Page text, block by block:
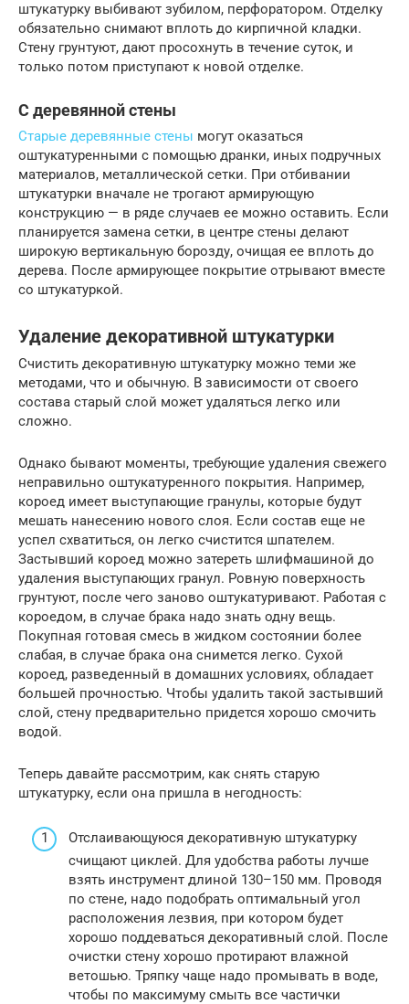
штукатурку выбивают зубилом, перфоратором. Отделку
обязательно снимают вплоть до кирпичной кладки.
Стену грунтуют, дают просохнуть в течение суток, и
только потом приступают к новой отделке.
С деревянной стены
Старые деревянные стены могут оказаться
оштукатуренными с помощью дранки, иных подручных
материалов, металлической сетки. При отбивании
штукатурки вначале не трогают армирующую
конструкцию — в ряде случаев ее можно оставить. Если
планируется замена сетки, в центре стены делают
широкую вертикальную борозду, очищая ее вплоть до
дерева. После армирующее покрытие отрывают вместе
со штукатуркой.
Удаление декоративной штукатурки
Счистить декоративную штукатурку можно теми же
методами, что и обычную. В зависимости от своего
состава старый слой может удаляться легко или
сложно.
Однако бывают моменты, требующие удаления свежего
неправильно оштукатуренного покрытия. Например,
короед имеет выступающие гранулы, которые будут
мешать нанесению нового слоя. Если состав еще не
успел схватиться, он легко счистится шпателем.
Застывший короед можно затереть шлифмашиной до
удаления выступающих гранул. Ровную поверхность
грунтуют, после чего заново оштукатуривают. Работая с
короедом, в случае брака надо знать одну вещь.
Покупная готовая смесь в жидком состоянии более
слабая, в случае брака она снимется легко. Сухой
короед, разведенный в домашних условиях, обладает
большей прочностью. Чтобы удалить такой застывший
слой, стену предварительно придется хорошо смочить
водой.
Теперь давайте рассмотрим, как снять старую
штукатурку, если она пришла в негодность:
Отслаивающуюся декоративную штукатурку
счищают циклей. Для удобства работы лучше
взять инструмент длиной 130–150 мм. Проводя
по стене, надо подобрать оптимальный угол
расположения лезвия, при котором будет
хорошо поддеваться декоративный слой. После
очистки стену хорошо протирают влажной
ветошью. Тряпку чаще надо промывать в воде,
чтобы по максимуму смыть все частички